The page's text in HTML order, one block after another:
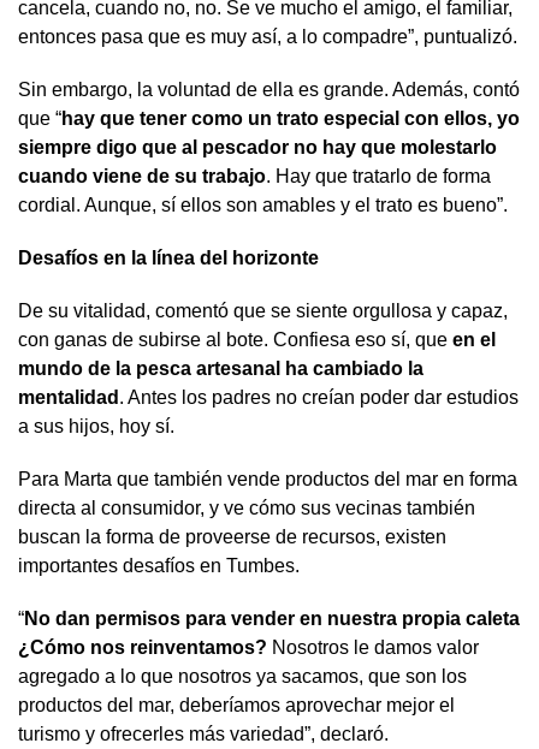
cancela, cuando no, no. Se ve mucho el amigo, el familiar,
entonces pasa que es muy así, a lo compadre”, puntualizó.
Sin embargo, la voluntad de ella es grande. Además, contó
que “hay que tener como un trato especial con ellos, yo
siempre digo que al pescador no hay que molestarlo
cuando viene de su trabajo. Hay que tratarlo de forma
cordial. Aunque, sí ellos son amables y el trato es bueno”.
Desafíos en la línea del horizonte
De su vitalidad, comentó que se siente orgullosa y capaz,
con ganas de subirse al bote. Confiesa eso sí, que en el
mundo de la pesca artesanal ha cambiado la
mentalidad . Antes los padres no creían poder dar estudios
a sus hijos, hoy sí.
Para Marta que también vende productos del mar en forma
directa al consumidor, y ve cómo sus vecinas también
buscan la forma de proveerse de recursos, existen
importantes desafíos en Tumbes.
“No dan permisos para vender en nuestra propia caleta
¿Cómo nos reinventamos? Nosotros le damos valor
agregado a lo que nosotros ya sacamos, que son los
productos del mar, deberíamos aprovechar mejor el
turismo y ofrecerles más variedad”, declaró.